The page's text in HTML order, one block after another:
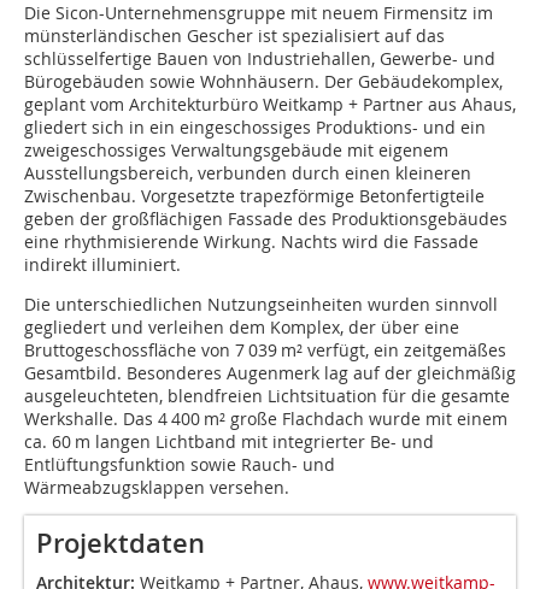
Die Sicon-Unternehmensgruppe mit neuem Firmensitz im
münsterländischen Gescher ist spezialisiert auf das
schlüsselfertige Bauen von Industriehallen, Gewerbe- und
Bürogebäuden sowie Wohnhäusern. Der Gebäudekomplex,
geplant vom Architekturbüro Weitkamp + Partner aus Ahaus,
gliedert sich in ein eingeschossiges Produktions- und ein
zweigeschossiges Verwaltungsgebäude mit eigenem
Ausstellungsbereich, verbunden durch einen kleineren
Zwischenbau. Vorgesetzte trapezförmige Betonfertigteile
geben der großflächigen Fassade des Produktionsgebäudes
eine rhythmisierende Wirkung. Nachts wird die Fassade
indirekt illuminiert.
Die unterschiedlichen Nutzungseinheiten wurden sinnvoll
gegliedert und verleihen dem Komplex, der über eine
Bruttogeschossfläche von 7 039 m² verfügt, ein zeitgemäßes
Gesamtbild. Besonderes Augenmerk lag auf der gleichmäßig
ausgeleuchteten, blendfreien Lichtsituation für die gesamte
Werkshalle. Das 4 400 m² große Flachdach wurde mit einem
ca. 60 m langen Lichtband mit integrierter Be- und
Entlüftungsfunktion sowie Rauch- und
Wärmeabzugsklappen versehen.
Projektdaten
Architektur: Weitkamp + Partner, Ahaus, www.weitkamp-